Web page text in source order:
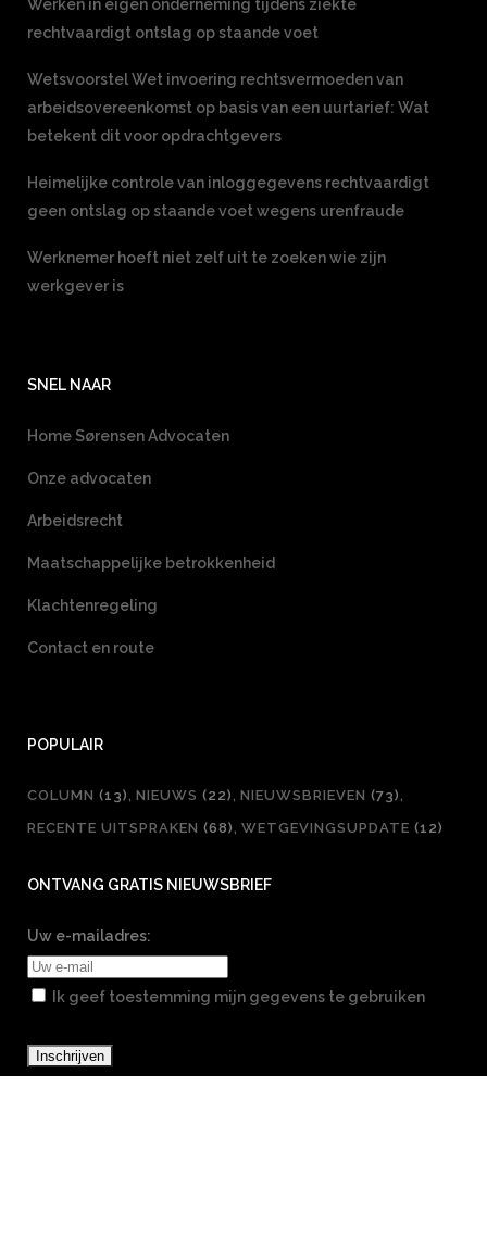
Werken in eigen onderneming tijdens ziekte
rechtvaardigt ontslag op staande voet
Wetsvoorstel Wet invoering rechtsvermoeden van
arbeidsovereenkomst op basis van een uurtarief: Wat
betekent dit voor opdrachtgevers
Heimelijke controle van inloggegevens rechtvaardigt
geen ontslag op staande voet wegens urenfraude
Werknemer hoeft niet zelf uit te zoeken wie zijn
werkgever is
SNEL NAAR
Home Sørensen Advocaten
Onze advocaten
Arbeidsrecht
Maatschappelijke betrokkenheid
Klachtenregeling
Contact en route
POPULAIR
COLUMN (13) NIEUWS (22) NIEUWSBRIEVEN (73)
RECENTE UITSPRAKEN (68) WETGEVINGSUPDATE (12)
ONTVANG GRATIS NIEUWSBRIEF
Uw e-mailadres:
Ik geef toestemming mijn gegevens te gebruiken